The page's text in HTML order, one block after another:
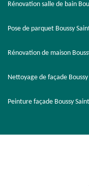
Rénovation salle de bain
Pose de parquet Boussy
Rénovation de maison
Nettoyage de façade
Peinture façade Boussy